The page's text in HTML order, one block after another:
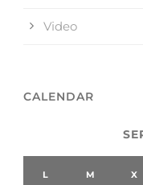
Video
CALENDAR
L M X